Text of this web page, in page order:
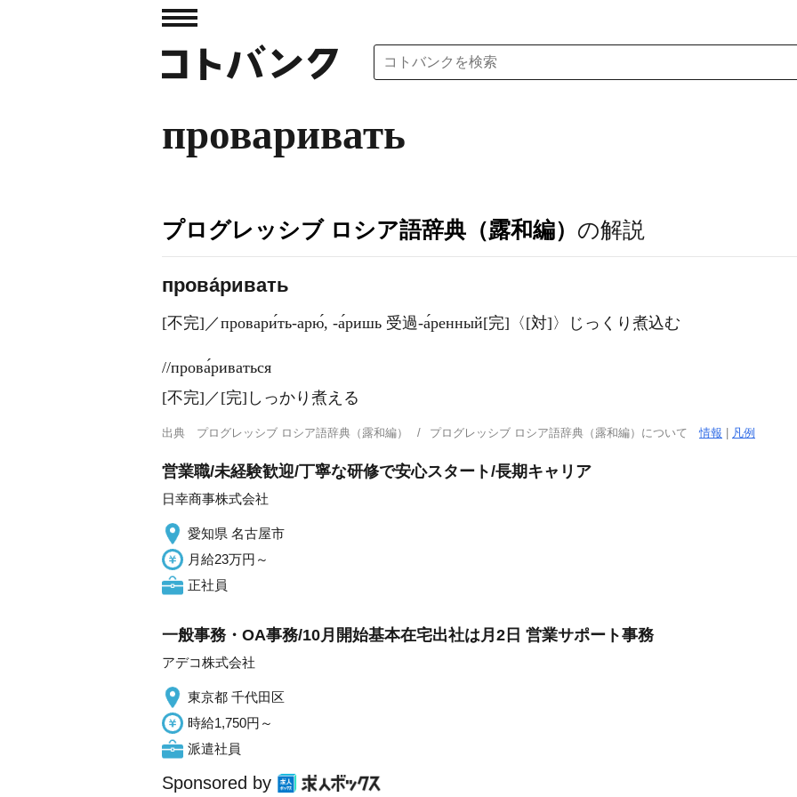
проваривать
プログレッシブ ロシア語辞典（露和編） の解説
прова́ривать
[不完]／провари́ть-арю́, -а́ришь 受過-а́ренный[完]〈[対]〉じっくり煮込む
//прова́риваться
[不完]／[完]しっかり煮える
出典 プログレッシブ ロシア語辞典（露和編） プログレッシブ ロシア語辞典（露和編）について情報 凡例
営業職/未経験歓迎/丁寧な研修で安心スタート/長期キャリア
日幸商事株式会社
愛知県 名古屋市
月給23万円～
正社員
一般事務・OA事務/10月開始基本在宅出社は月2日 営業サポート事務
アデコ株式会社
東京都 千代田区
時給1,750円～
派遣社員
Sponsored by